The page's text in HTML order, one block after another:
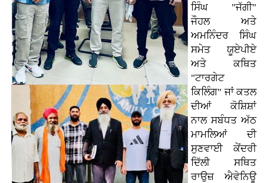
ਸਿੰਘ "ਜੱਗੀ"
ਜੌਹਲ ਅਤੇ
ਅਮਨਿੰਦਰ ਸਿੰਘ
ਸਮੇਤ ਯੂਏਪੀਏ
ਅਤੇ ਕਥਿਤ
"ਟਾਰਗੇਟ
ਕਿਲਿੰਗ" ਜਾਂ ਕਤਲ
ਦੀਆਂ ਕੋਸ਼ਿਸ਼ਾਂ
ਨਾਲ ਸਬੰਧਤ ਅੱਠ
ਮਾਮਲਿਆਂ ਦੀ
ਸੁਣਵਾਈ ਕੇਂਦਰੀ
ਦਿੱਲੀ ਸਥਿਤ
ਰਾਉਜ਼ ਐਵੇਨਿਊ